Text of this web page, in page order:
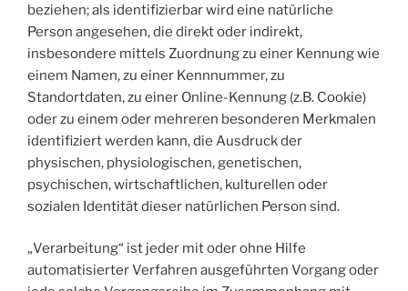
beziehen; als identifizierbar wird eine natürliche
Person angesehen, die direkt oder indirekt,
insbesondere mittels Zuordnung zu einer Kennung wie
einem Namen, zu einer Kennnummer, zu
Standortdaten, zu einer Online-Kennung (z.B. Cookie)
oder zu einem oder mehreren besonderen Merkmalen
identifiziert werden kann, die Ausdruck der
physischen, physiologischen, genetischen,
psychischen, wirtschaftlichen, kulturellen oder
sozialen Identität dieser natürlichen Person sind.
„Verarbeitung“ ist jeder mit oder ohne Hilfe
automatisierter Verfahren ausgeführten Vorgang oder